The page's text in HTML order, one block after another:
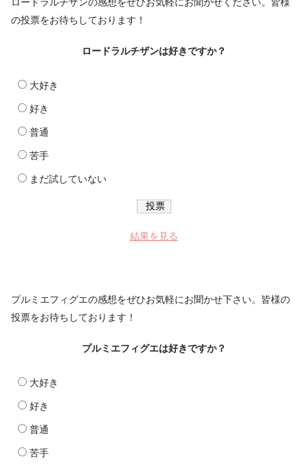
ロードラルチザンの感想をぜひお気軽にお聞かせください。皆様
の投票をお待ちしております！
ロードラルチザンは好きですか？
大好き
好き
普通
苦手
まだ試していない
結果を見る
プルミエフィグエの感想をぜひお気軽にお聞かせ下さい。皆様の
投票をお待ちしております！
プルミエフィグエは好きですか？
大好き
好き
普通
苦手